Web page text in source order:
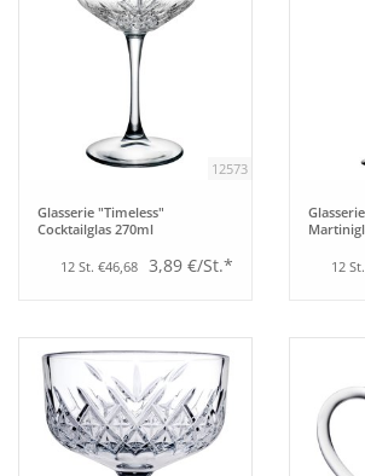
12573
Glasserie "Timeless"
Cocktailglas 270ml
12 St. €46,68 3,89 €/St.* 12